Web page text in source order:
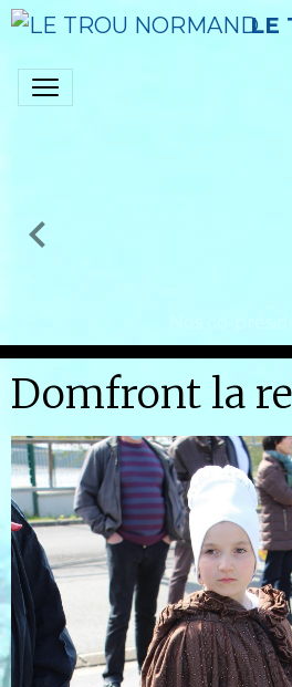
LE
Domfront la